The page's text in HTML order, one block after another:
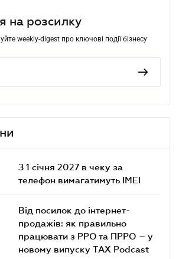
на розсилку
weekly-digest про ключові події бізнесу
З 1 січня 2027 в чеку за
телефон вимагатимуть IMEI
Від посилок до інтернет-
продажів: як правильно
працювати з РРО та ПРРО – у
новому випуску TAX Podcast